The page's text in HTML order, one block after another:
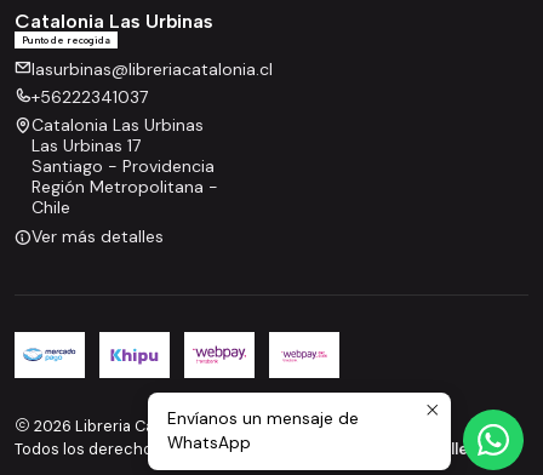
Catalonia Las Urbinas
Punto de recogida
lasurbinas@libreriacatalonia.cl
+56222341037
Catalonia Las Urbinas
Las Urbinas 17
Santiago - Providencia
Región Metropolitana -
Chile
Ver más detalles
2026 Libreria Catalonia.
Todos los derechos reservados.
Desarrollado por Jumpseller
Envíanos un mensaje de
WhatsApp